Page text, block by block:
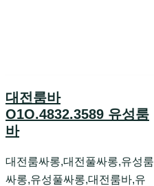
대전룸바
O1O.4832.3589 유성룸
바
대전룸싸롱,대전풀싸롱,유성룸
싸롱,유성풀싸롱,대전룸바,유